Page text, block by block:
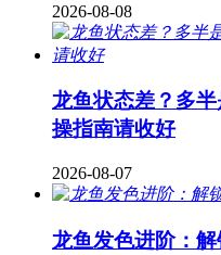
2026-08-08
龙鱼状态差？多
操指南请收好
2026-08-07
龙鱼发色进阶：